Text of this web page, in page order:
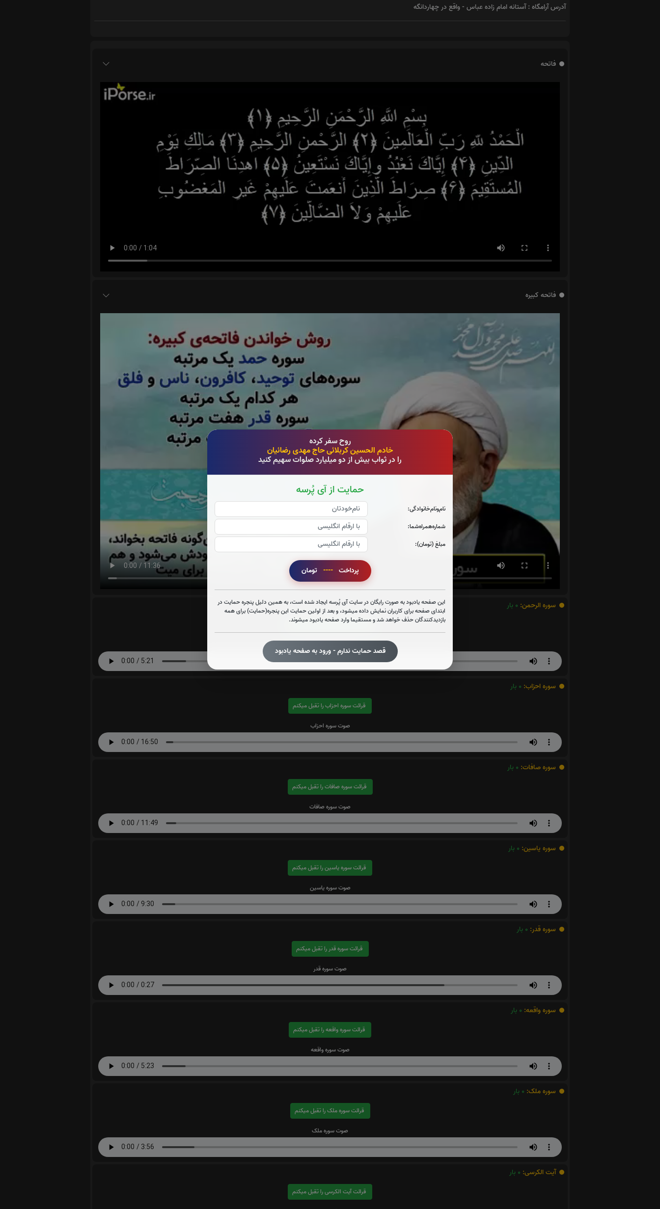
روح سفر کرده
خادم الحسین کربلائی حاج مهدی رضائیان
را در ثواب بیش از دو میلیارد صلوات سهیم کنید
حمایت از آی پُرسه
نام‌و‌نام‌خانوادگی:
شماره‌همراه‌شما:
مبلغ (تومان):
پرداخت ---- تومان
این صفحه یادبود به صورت رایگان در سایت آی پُرسه ایجاد شده است، به همین دلیل پنجره حمایت در
ابتدای صفحه برای کاربران نمایش داده میشود، و بعد از اولین حمایت این پنجره(حمایت) برای همه
بازدیدکنندگان حذف خواهد شد و مستقیما وارد صفحه یادبود میشوند.
قصد حمایت ندارم - ورود به صفحه یادبود
آدرس آرامگاه : آستانه امام زاده عباس - واقع در چهاردانگه
فاتحه
فاتحه کبیره
سوره الرحمن: 0 بار
قرائت سوره الرحمن را تقبل میکنم
سوره احزاب: 0 بار
قرائت سوره احزاب را تقبل میکنم
صوت سوره احزاب
سوره صافات: 0 بار
قرائت سوره صافات را تقبل میکنم
صوت سوره صافات
سوره یاسین: 0 بار
قرائت سوره یاسین را تقبل میکنم
صوت سوره یاسین
سوره قدر: 0 بار
قرائت سوره قدر را تقبل میکنم
صوت سوره قدر
سوره واقعه: 0 بار
قرائت سوره واقعه را تقبل میکنم
صوت سوره واقعه
سوره ملک: 0 بار
قرائت سوره ملک را تقبل میکنم
صوت سوره ملک
آیت الکرسی: 0 بار
قرائت آیت الکرسی را تقبل میکنم